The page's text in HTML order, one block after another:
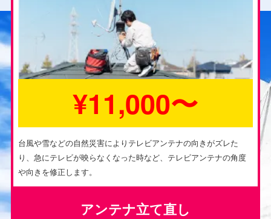
¥11,000〜
台風や雪などの自然災害によりテレビアンテナの向きがズレた
り、急にテレビが映らなくなった時など、テレビアンテナの角度
や向きを修正します。
アンテナ立て直し